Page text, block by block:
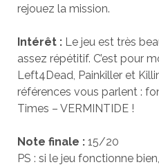
rejouez la mission.
Intérêt :Le jeu est très
assez répétitif. C’est pour
Left4Dead, Painkiller et
références vous parlent :
Times – VERMINTIDE !
Note finale :15/20
PS : si le jeu fonctionne